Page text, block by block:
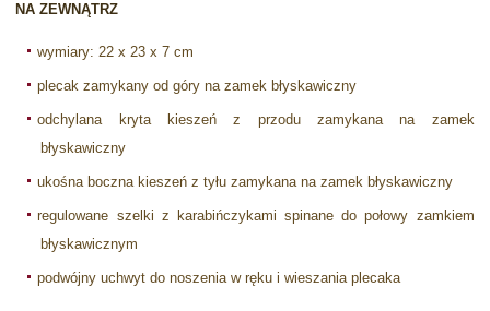
NA ZEWNĄTRZ
wymiary: 22 x 23 x 7 cm
plecak zamykany od góry na zamek błyskawiczny
odchylana kryta kieszeń z przodu zamykana na zamek
błyskawiczny
ukośna boczna kieszeń z tyłu zamykana na zamek błyskawiczny
regulowane szelki z karabińczykami spinane do połowy zamkiem
błyskawicznym
podwójny uchwyt do noszenia w ręku i wieszania plecaka